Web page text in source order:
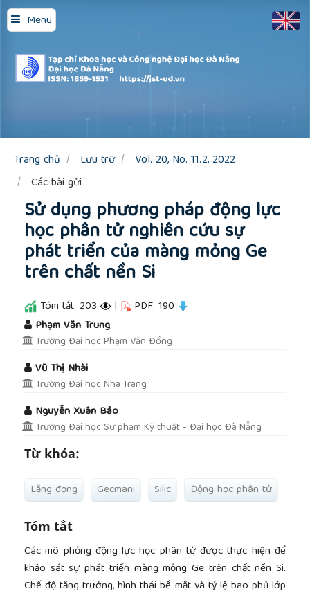
Menu
Quick
jump
to
page
content
Main
Sidebar
Trang chủ Lưu trữ
Vol. 20, No. 11.2, 2022
Các bài gửi
Sử dụng phương pháp động lực
học phân tử nghiên cứu sự
phát triển của màng mỏng Ge
trên chất nền Si
Tóm tắt: 203 | PDF: 190
Phạm Văn Trung
Trường Đại học Phạm Văn Đồng
Vũ Thị Nhài
Trường Đại học Nha Trang
Nguyễn Xuân Bảo
Trường Đại học Sư phạm Kỹ thuật - Đại học Đà Nẵng
Từ khóa:
Lắng đọng Gecmani Silic Động học phân tử
Tóm tắt
Các mô phỏng động lực học phân tử được thực hiện để
khảo sát sự phát triển màng mỏng Ge trên chất nền Si.
Chế độ tăng trưởng, hình thái bề mặt và tỷ lệ bao phủ lớp